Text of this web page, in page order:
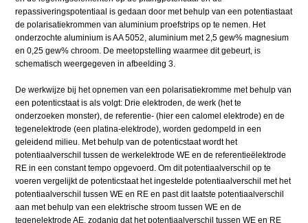
repassiveringspotentiaal is gedaan door met behulp van een potentiastaat
de polarisatiekrommen van aluminium proefstrips op te nemen. Het
onderzochte aluminium is AA 5052, aluminium met 2,5 gew% magnesium
en 0,25 gew% chroom. De meetopstelling waarmee dit gebeurt, is
schematisch weergegeven in afbeelding 3.
De werkwijze bij het opnemen van een polarisatiekromme met behulp van
een potenticstaat is als volgt: Drie elektroden, de werk (het te
onderzoeken monster), de referentie- (hier een calomel elektrode) en de
tegenelektrode (een platina-elektrode), worden gedompeld in een
geleidend milieu. Met behulp van de potenticstaat wordt het
potentiaalverschil tussen de werkelektrode WE en de referentieëlektrode
RE in een constant tempo opgevoerd. Om dit potentiaalverschil op te
voeren vergelijkt de potenticstaat het ingestelde potentiaalverschil met het
potentiaalverschil tussen WE en RE en past dit laatste potentiaalverschil
aan met behulp van een elektrische stroom tussen WE en de
tegenelektrode AE, zodanig dat het potentiaalverschil tussen WE en RE